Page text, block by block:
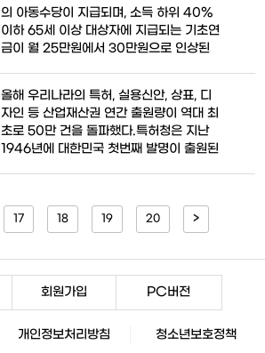
다.‘띠’는 사람이 태어난 해를 십이지로 상
징하는 동물이다. 쥐띠는 갑자[甲子, 靑],
병자[丙子, 赤], 무자[戊子, 黃],
의 아동수당이 지급되며, 소득 하위 40%
이하 65세 이상 대상자에 지급되는 기초연
금이 월 25만원에서 30만원으로 인상된
까지 확대 적용된다.또한 임산부에게 12개
월 동안 건강한 친환경농산물 꾸러미를 제
공하고, 건강보험 보장성 확대에 따라 여성
생식기와 흉부·심장 초음파 검사에도 건강
보험을 적용한다.기
올해 우리나라의 특허, 실용신안, 상표, 디
자인 등 산업재산권 연간 출원량이 역대 최
초로 50만 건을 돌파했다.특허청은 지난
1946년에 대한민국 첫번째 발명이 출원된
에 이은 4번째다.특허청은 올해 말 기준으
로 작년에 집계된 48만 245건 보다
6.3% 증가한 51만 여건의 산업재산권이
출원될 것으로 예상된다고 밝혔다.권리별
로 살펴보면,
17 18 19 20 >
회원가입 PC버전
개인정보처리방침 청소년보호정책